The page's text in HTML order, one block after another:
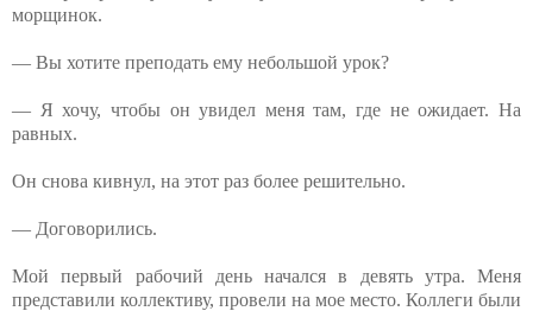
морщинок.
— Вы хотите преподать ему небольшой урок?
— Я хочу, чтобы он увидел меня там, где не ожидает. На
равных.
Он снова кивнул, на этот раз более решительно.
— Договорились.
Мой первый рабочий день начался в девять утра. Меня
представили коллективу, провели на мое место. Коллеги были